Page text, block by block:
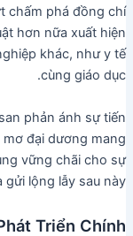
chấm phá đồng chí
hơn nữa xuất hiện
khác, như y tế
cùng giáo dục.
phản ánh sự tiến
đại dương mang
vững chãi cho sự
gửi lộng lẫy sau này.
Triển Chính